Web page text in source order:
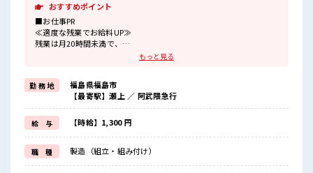
おすすめポイント
■お仕事PR
≪適度な残業でお給料UP≫
残業は月20時間未満で、
明るすぎたり奇抜でなければ基本的に自由！
(規定有)制服があると毎日の服選びに悩まずOK♪
≪未経験でも活躍できる≫
新しいことにチャレンジするのは不安だけど、
しっかり働く環境が整っています！
イチからスキルUP・ステップUP目指していきましょう！
≪様々なお仕事をご提案≫
一人で悩まず気軽に相談できる、
派遣のお仕事です！
もっと見る
勤 務 地
福島県福島市
【最寄駅】瀬上 ／ 阿武隈急行
給 与 【時給】1,300 円
職 種 製造（組立・組み付け）